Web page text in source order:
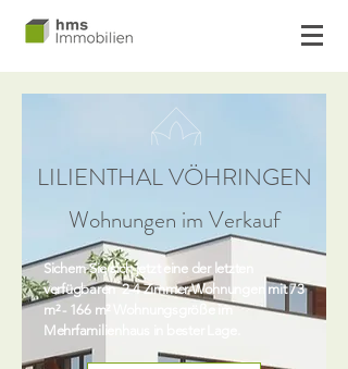
LILIENTHAL VÖHRINGEN
Wohnungen im Verkauf
Sichern Sie sich jetzt eine der letzten
verfügbaren 2-4 Zimmer-Wohnungen mit 73
m² - 166 m² Wohnungsgröße im
Mehrfamilienhaus in bester Lage.